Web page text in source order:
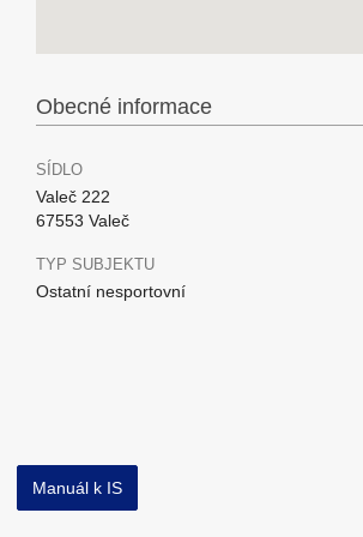
Obecné informace
SÍDLO
Valeč 222
67553 Valeč
TYP SUBJEKTU
Ostatní nesportovní
Manuál k IS